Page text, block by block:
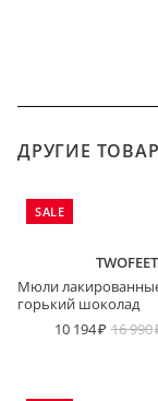
ДРУГИЕ
SALE
TWOFEET
Мюли
горький шоколад
10 194
16 990